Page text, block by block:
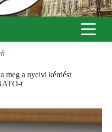
meg a nyelvi kérdést
t